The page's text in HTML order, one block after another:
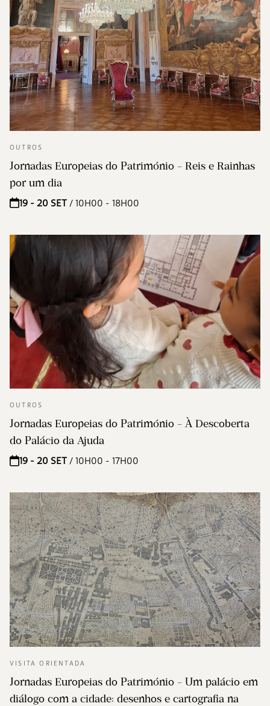
OUTROS
Jornadas Europeias do Património - Reis e Rainhas
por um dia
19 - 20 SET / 10H00 - 18H00
OUTROS
Jornadas Europeias do Património - À Descoberta
do Palácio da Ajuda
19 - 20 SET / 10H00 - 17H00
VISITA ORIENTADA
Jornadas Europeias do Património - Um palácio em
diálogo com a cidade: desenhos e cartografia na